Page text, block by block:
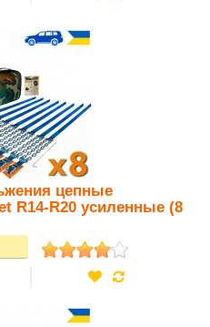
цепные
R14-R20 усиленные (8